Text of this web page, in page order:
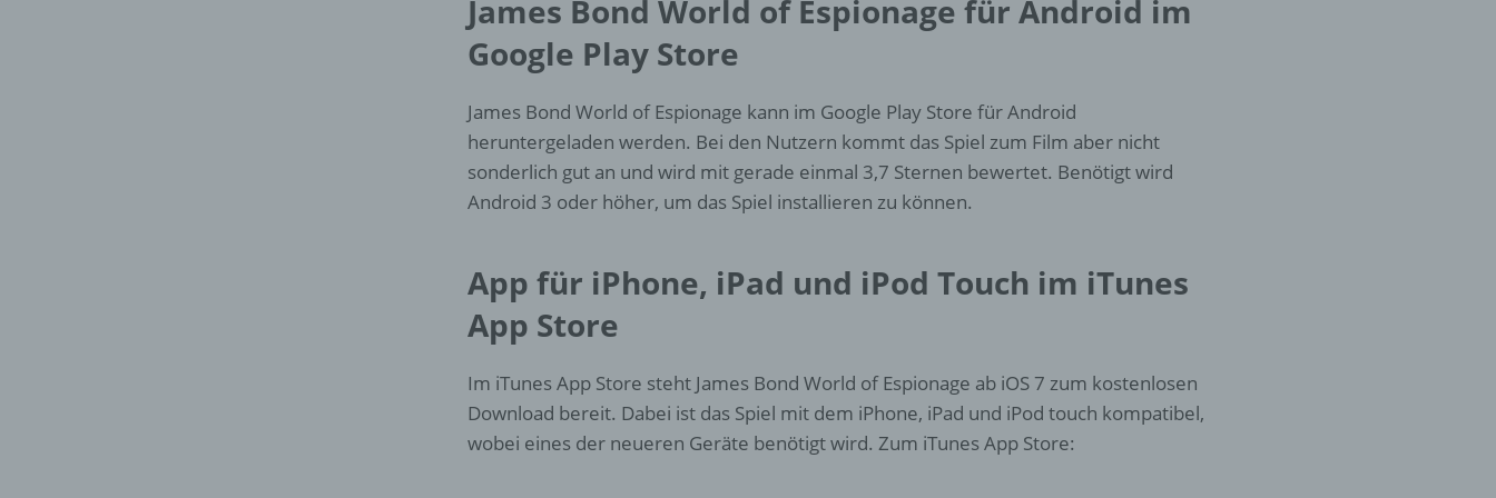
James Bond World of Espionage für Android im
Google Play Store
James Bond World of Espionage kann im Google Play Store für Android
heruntergeladen werden. Bei den Nutzern kommt das Spiel zum Film aber nicht
sonderlich gut an und wird mit gerade einmal 3,7 Sternen bewertet. Benötigt wird
Android 3 oder höher, um das Spiel installieren zu können.
App für iPhone, iPad und iPod Touch im iTunes
App Store
Im iTunes App Store steht James Bond World of Espionage ab iOS 7 zum kostenlosen
Download bereit. Dabei ist das Spiel mit dem iPhone, iPad und iPod touch kompatibel,
wobei eines der neueren Geräte benötigt wird. Zum iTunes App Store:
personenbezogener Daten mit dem Ziel, ihre künftige Verarbeitung
einzuschränken.
e) Profiling
Profiling ist jede Art der automatisierten Verarbeitung
personenbezogener Daten, die darin besteht, dass diese
personenbezogenen Daten verwendet werden, um bestimmte
wirtschaftlicher Lage, Gesundheit, persönlicher Vorlieben, Interessen,
Zuverlässigkeit, Verhalten, Aufenthaltsort oder Ortswechsel dieser
natürlichen Person zu analysieren oder vorherzusagen.
f) Pseudonymisierung
Pseudonymisierung ist die Verarbeitung personenbezogener Daten